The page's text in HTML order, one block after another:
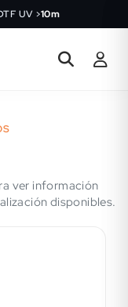
UV >10m
ver información
disponibles.